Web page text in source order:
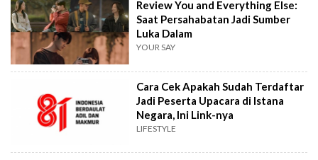
Review You and Everything Else:
Saat Persahabatan Jadi Sumber
Luka Dalam
YOUR SAY
Cara Cek Apakah Sudah Terdaftar
Jadi Peserta Upacara di Istana
Negara, Ini Link-nya
LIFESTYLE